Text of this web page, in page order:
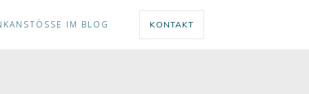
IM BLOG KONTAKT